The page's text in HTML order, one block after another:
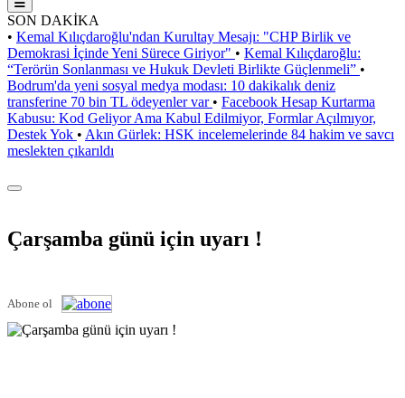
SON DAKİKA
• Kemal Kılıçdaroğlu'ndan Kurultay Mesajı: "CHP Birlik ve
Demokrasi İçinde Yeni Sürece Giriyor" • Kemal Kılıçdaroğlu:
“Terörün Sonlanması ve Hukuk Devleti Birlikte Güçlenmeli” •
Bodrum'da yeni sosyal medya modası: 10 dakikalık deniz
transferine 70 bin TL ödeyenler var • Facebook Hesap Kurtarma
Kabusu: Kod Geliyor Ama Kabul Edilmiyor, Formlar Açılmıyor,
Destek Yok • Akın Gürlek: HSK incelemelerinde 84 hakim ve savcı
meslekten çıkarıldı
Çarşamba günü için uyarı !
Abone ol